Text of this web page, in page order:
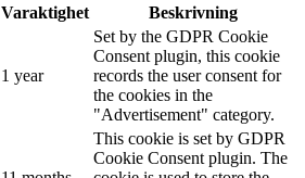
Varaktighet Beskrivning
1 year
Set by the GDPR Cookie
Consent plugin, this cookie
records the user consent for
the cookies in the
"Advertisement" category.
This cookie is set by GDPR
Cookie Consent plugin. The